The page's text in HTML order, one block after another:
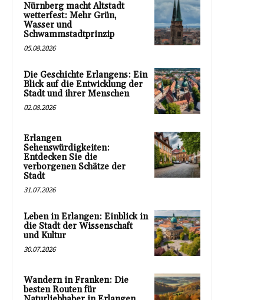
Nürnberg macht Altstadt
wetterfest: Mehr Grün,
Wasser und
Schwammstadtprinzip
05.08.2026
Die Geschichte Erlangens: Ein
Blick auf die Entwicklung der
Stadt und ihrer Menschen
02.08.2026
Erlangen
Sehenswürdigkeiten:
Entdecken Sie die
verborgenen Schätze der
Stadt
31.07.2026
Leben in Erlangen: Einblick in
die Stadt der Wissenschaft
und Kultur
30.07.2026
Wandern in Franken: Die
besten Routen für